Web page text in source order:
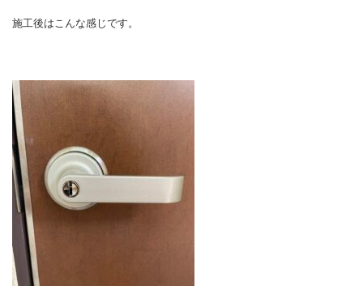
施工後はこんな感じです。